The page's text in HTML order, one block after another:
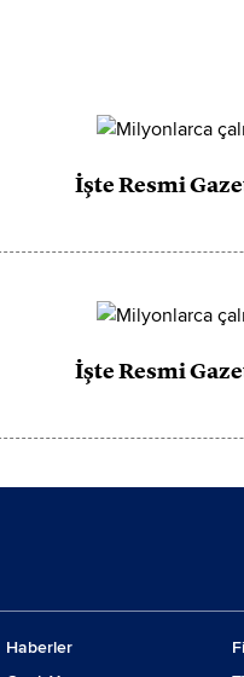
İşte Resmi
İşte Resmi
Haberler